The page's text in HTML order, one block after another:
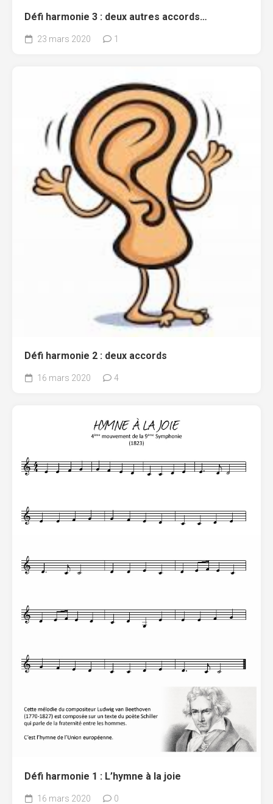
Défi harmonie 3 : deux autres accords…
23 mars 2020 1
Défi harmonie 2 : deux accords
16 mars 2020 4
Défi harmonie 1 : L’hymne à la joie
16 mars 2020 0